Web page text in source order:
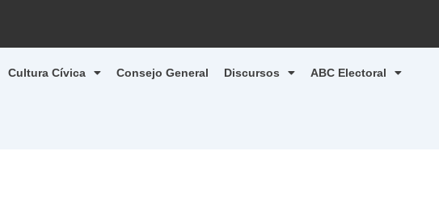
Cultura Cívica Consejo General Discursos ABC Electoral